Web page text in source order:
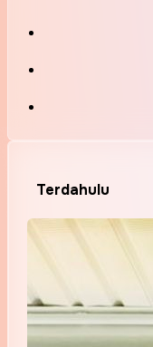
Terdahulu